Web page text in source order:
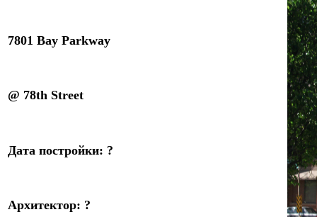
7801 Bay Parkway
@ 78th Street
Дата постройки: ?
Архитектор: ?